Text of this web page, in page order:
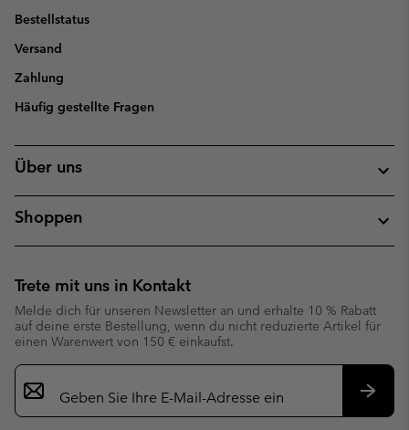
Bestellstatus
Versand
Zahlung
Häufig gestellte Fragen
Über uns
Shoppen
Trete mit uns in Kontakt
Melde dich für unseren Newsletter an und erhalte 10 % Rabatt
auf deine erste Bestellung, wenn du nicht reduzierte Artikel für
einen Warenwert von 150 € einkaufst.
Newsletter-
Anmeldung